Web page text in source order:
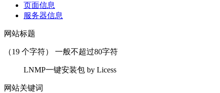
页面信息
服务器信息
网站标题
（19 个字符） 一般不超过80字符
LNMP一键安装包 by Licess
网站关键词